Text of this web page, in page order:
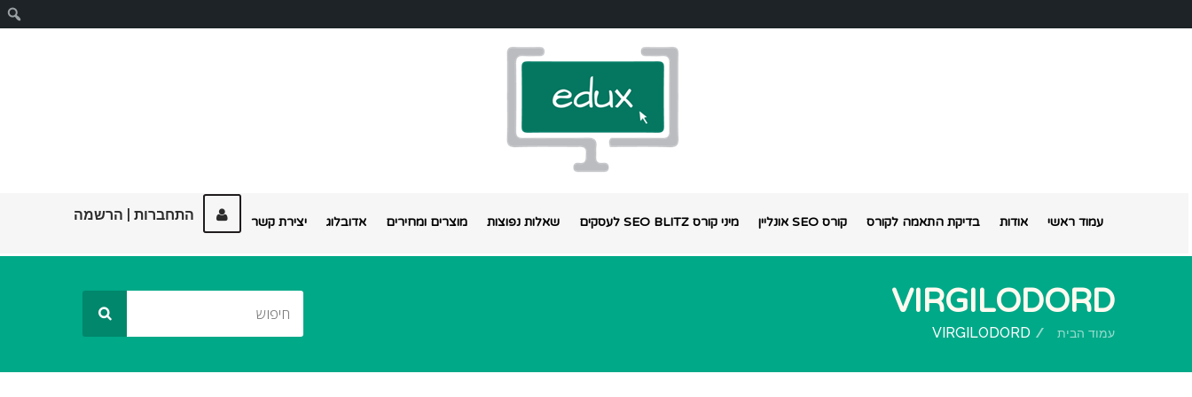
עמוד ראשי אודות בדיקת התאמה לקורס קורס SEO אונליין מיני קורס SEO BLITZ לעסקים שאלות נפוצות מוצרים ומחירים אדובלוג יצירת קשר התחברות הרשמה
VIRGILODORD
עמוד הבית VIRGILODORD